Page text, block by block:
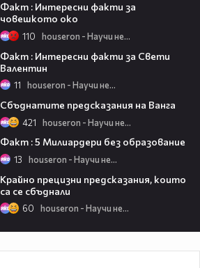
Факт : Интересни факти за
човешкото око
110 houseron - Научи нещо ново
Факт : Интересни факти за Свети
Валентин
11 houseron - Научи нещо ново
Сбъднатите предсказания на Ванга
421 houseron - Научи нещо ново
Факт : 5 Милиардери без образование
13 houseron - Научи нещо ново
Крайно прецизни предсказания, които
са се сбъднали
60 houseron - Научи нещо ново